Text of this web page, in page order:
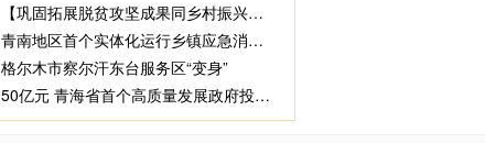
【巩固拓展脱贫攻坚成果同乡村振兴有效衔接·进行时】湟中：农村公路铺出一条振兴大道
青南地区首个实体化运行乡镇应急消防救援站启用
格尔木市察尔汗东台服务区“变身”
50亿元 青海省首个高质量发展政府投资基金开始运营